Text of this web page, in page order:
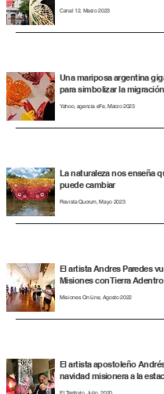
Canal 12, Marzo 2023
Una mariposa argentina
para simbolizar la migración
Yahoo, agencia eFe, Marzo 2023
La naturaleza nos enseña
puede cambiar
Revista Quorum, Mayo 2023
El artista Andres Paredes
Misiones con Tierra Adentro
Misiones On Line, Agosto 2022
El artista apostoleño
navidad misionera a la